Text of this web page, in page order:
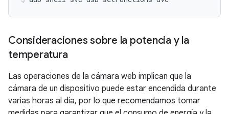
Consideraciones sobre la potencia y la
temperatura
Las operaciones de la cámara web implican que la
cámara de un dispositivo puede estar encendida durante
varias horas al día, por lo que recomendamos tomar